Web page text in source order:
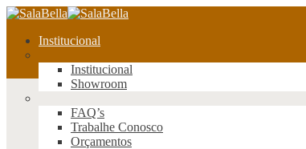
Institucional
Institucional
Showroom
FAQ’s
Trabalhe Conosco
Orçamentos